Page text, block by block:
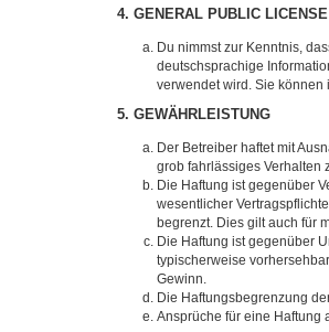
4. GENERAL PUBLIC LICENSE
Du nimmst zur Kenntnis,
deutschsprachige
verwendet wird. Sie können
5. GEWÄHRLEISTUNG
Der Betreiber haftet mit
grob fahrlässiges Verhalten
Die Haftung ist gegenüber
wesentlicher
begrenzt. Dies gilt auch für
Die Haftung ist gegenüber
typischerweise
Gewinn.
Die Haftungsbegrenzung
Ansprüche für eine Haftung